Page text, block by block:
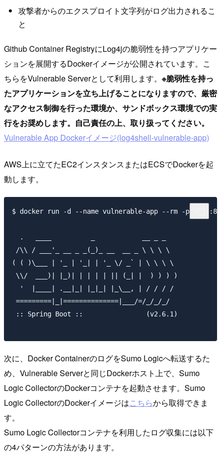
攻撃者からのエクスプロイト文字列がログ出力されるこ
と
Github Container RegistryにLog4jの脆弱性を持つアプリケー
ションを展開するDockerイメージが公開されています。こ
ちらをVulnerable Serverとして利用します。 ※脆弱性を持っ
たアプリケーションを立ち上げることになりますので、厳密
なアクセス制御を行った環境か、サンドボックス環境での実
行をお奨めします。自己責任の上、取り扱ってください。
Vulnerable App Dockerイメージ(log4shell-vulnerable-app)
AWS上に立てたEC2インスタンスまたはECSでDockerを起
動します。
$ docker run -d --name vulnerable-app --rm -p
  .   ____          _            __ _ _
/\\ / ___'_ __ _ _(_)_ __  __ _ \ \ \ \
( ( )\___ | '_ | '_| | '_ \/ _` | \ \ \ \
\\/  ___)| |_)| | | | | || (_| |  ) ) ) )
  '  |____| .__|_| |_|_| |_\__, | / / / /
=========|_|==============|___/=/_/_/_/
:: Spring Boot ::                (v2.6.1)
次に、Docker ContainerのログをSumo Logicへ転送するた
め、Vulnerable Serverと同じDockerホスト上で、Sumo
Logic CollectorのDockerコンテナを起動させます。Sumo
Logic CollectorのDockerイメージはこちらから取得できま
す。
Sumo Logic Collectorコンテナを利用したログ収集には以下
の4パターンの方法があります。